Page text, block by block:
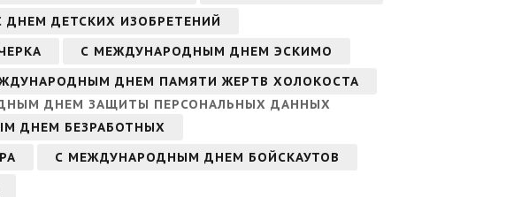
ДНЕМ ДЕТСКИХ ИЗОБРЕТЕНИЙ
С МЕЖДУНАРОДНЫМ ДНЕМ ЭСКИМО
ДНЕМ ПАМЯТИ ЖЕРТВ ХОЛОКОСТА
ДНЕМ ЗАЩИТЫ ПЕРСОНАЛЬНЫХ ДАННЫХ
ДНЕМ БЕЗРАБОТНЫХ
С МЕЖДУНАРОДНЫМ ДНЕМ БОЙСКАУТОВ